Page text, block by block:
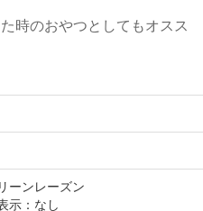
時のおやつとしてもオスス
ーンレーズン
示：なし